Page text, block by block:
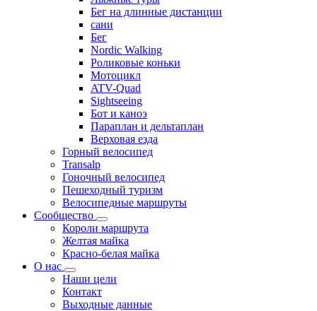
Бег на длинные дистанции
сани
Бег
Nordic Walking
Роликовые коньки
Мотоцикл
ATV-Quad
Sightseeing
Бот и каноэ
Параплан и дельтаплан
Верховая езда
Горный велосипед
Transalp
Гоночный велосипед
Пешеходный туризм
Велосипедные маршруты
Сообщество
Короли маршрута
Желтая майка
Красно-белая майка
О нас
Наши цели
Контакт
Выходные данные